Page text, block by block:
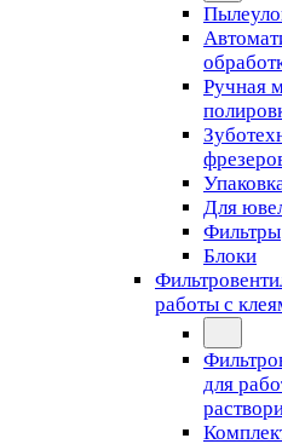
Ручная
Для
Фильтры
Блоки
работы с
для